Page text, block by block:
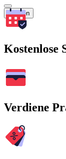
Suchen
Kostenlose
Verdiene